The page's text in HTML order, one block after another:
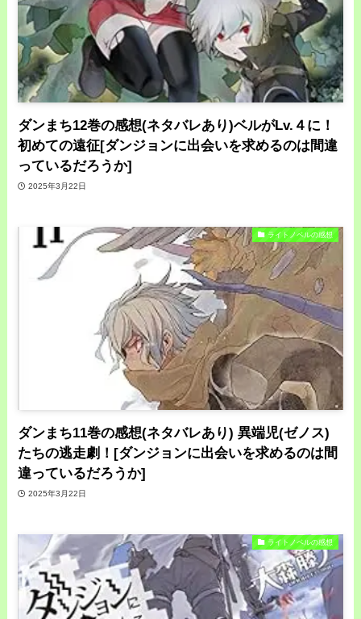
ダンまち12巻の感想(ネタバレあり)ベルがLv.４に！
初めての遠征[ダンジョンに出会いを求めるのは間違
っているだろうか]
2025年3月22日
ライトノベルの感想
ダンまち11巻の感想(ネタバレあり) 異端児(ゼノス)
たちの逃走劇！[ダンジョンに出会いを求めるのは間
違っているだろうか]
2025年3月22日
ライトノベルの感想